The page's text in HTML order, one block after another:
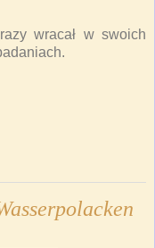
wracał w swoich